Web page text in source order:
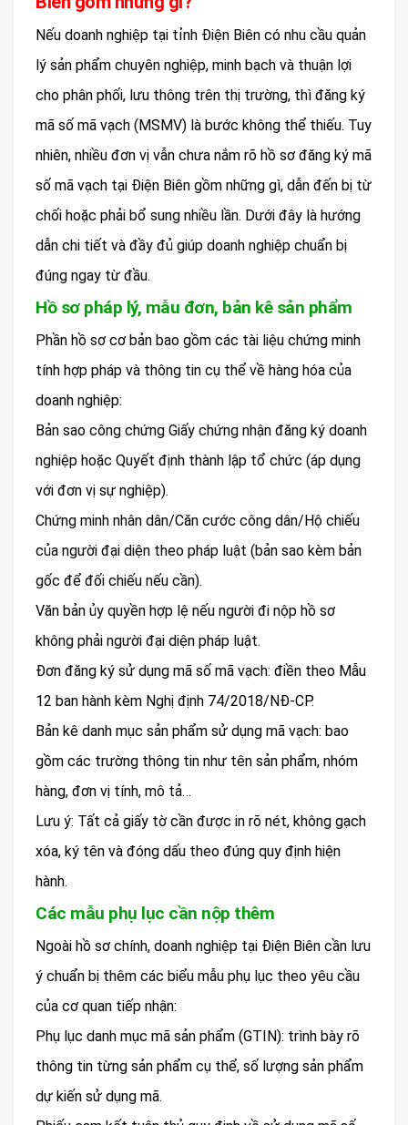
Nếu doanh nghiệp tại tỉnh Điện Biên có nhu cầu quản
lý sản phẩm chuyên nghiệp, minh bạch và thuận lợi
cho phân phối, lưu thông trên thị trường, thì đăng ký
mã số mã vạch (MSMV) là bước không thể thiếu. Tuy
nhiên, nhiều đơn vị vẫn chưa nắm rõ hồ sơ đăng ký mã
số mã vạch tại Điện Biên gồm những gì, dẫn đến bị từ
chối hoặc phải bổ sung nhiều lần. Dưới đây là hướng
dẫn chi tiết và đầy đủ giúp doanh nghiệp chuẩn bị
đúng ngay từ đầu.
Hồ sơ pháp lý, mẫu đơn, bản kê sản phẩm
Phần hồ sơ cơ bản bao gồm các tài liệu chứng minh
tính hợp pháp và thông tin cụ thể về hàng hóa của
doanh nghiệp:
Bản sao công chứng Giấy chứng nhận đăng ký doanh
nghiệp hoặc Quyết định thành lập tổ chức (áp dụng
với đơn vị sự nghiệp).
Chứng minh nhân dân/Căn cước công dân/Hộ chiếu
của người đại diện theo pháp luật (bản sao kèm bản
gốc để đối chiếu nếu cần).
Văn bản ủy quyền hợp lệ nếu người đi nộp hồ sơ
không phải người đại diện pháp luật.
Đơn đăng ký sử dụng mã số mã vạch: điền theo Mẫu
12 ban hành kèm Nghị định 74/2018/NĐ-CP.
Bản kê danh mục sản phẩm sử dụng mã vạch: bao
gồm các trường thông tin như tên sản phẩm, nhóm
hàng, đơn vị tính, mô tả…
Lưu ý: Tất cả giấy tờ cần được in rõ nét, không gạch
xóa, ký tên và đóng dấu theo đúng quy định hiện
hành.
Các mẫu phụ lục cần nộp thêm
Ngoài hồ sơ chính, doanh nghiệp tại Điện Biên cần lưu
ý chuẩn bị thêm các biểu mẫu phụ lục theo yêu cầu
của cơ quan tiếp nhận:
Phụ lục danh mục mã sản phẩm (GTIN): trình bày rõ
thông tin từng sản phẩm cụ thể, số lượng sản phẩm
dự kiến sử dụng mã.